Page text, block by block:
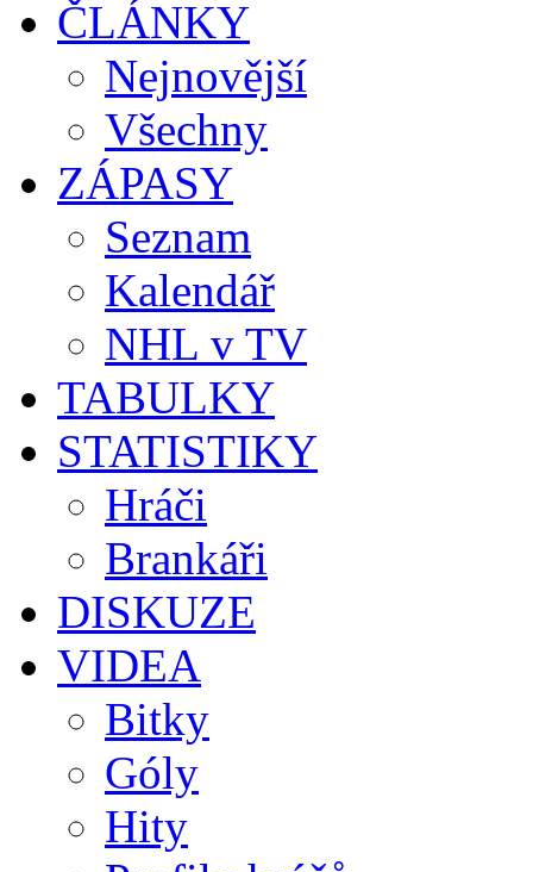
ČLÁNKY
Nejnovější
Všechny
ZÁPASY
Seznam
Kalendář
NHL v TV
TABULKY
STATISTIKY
Hráči
Brankáři
DISKUZE
VIDEA
Bitky
Góly
Hity